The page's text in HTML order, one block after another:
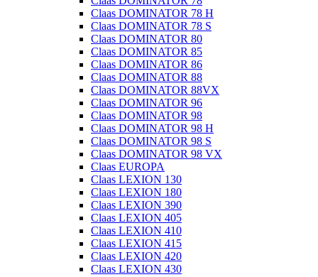
Claas DOMINATOR 78 H
Claas DOMINATOR 78 S
Claas DOMINATOR 80
Claas DOMINATOR 85
Claas DOMINATOR 86
Claas DOMINATOR 88
Claas DOMINATOR 88VX
Claas DOMINATOR 96
Claas DOMINATOR 98
Claas DOMINATOR 98 H
Claas DOMINATOR 98 S
Claas DOMINATOR 98 VX
Claas EUROPA
Claas LEXION 130
Claas LEXION 180
Claas LEXION 390
Claas LEXION 405
Claas LEXION 410
Claas LEXION 415
Claas LEXION 420
Claas LEXION 430